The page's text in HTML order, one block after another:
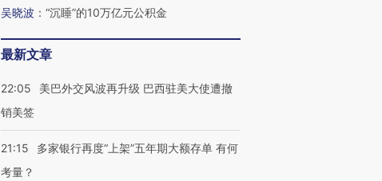
吴晓波 ： “沉睡”的10万亿元公积金
最新文章
22:05
美巴外交风波再升级 巴西驻美大使遭撤
销美签
21:15
多家银行再度“上架”五年期大额存单 有何
考量？